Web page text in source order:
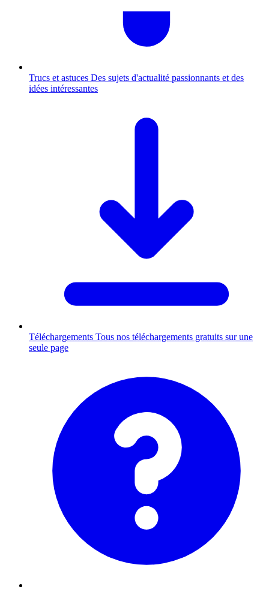
Trucs et astuces Des sujets d'actualité passionnants et des
idées intéressantes
Téléchargements Tous nos téléchargements gratuits sur une
seule page